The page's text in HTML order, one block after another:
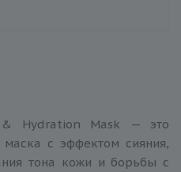
& Hydration Mask — это
с эффектом сияния,
тона кожи и борьбы с